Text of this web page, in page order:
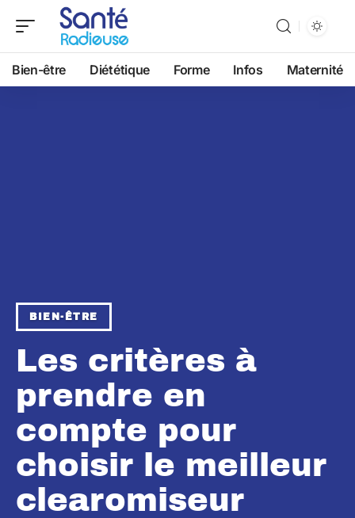
Bien-être Diététique Forme Infos Maternité
BIEN-ÊTRE
Les critères à
prendre en
compte pour
choisir le meilleur
clearomiseur